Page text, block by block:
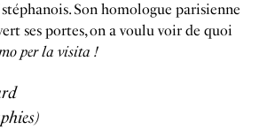
Son homologue parisienne
ses portes, on a voulu voir de quoi
per la visita !